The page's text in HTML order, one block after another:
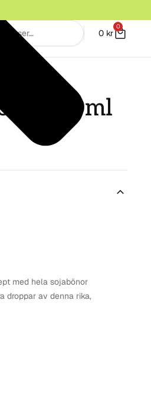
0 kr
0
150ml
med hela sojabönor
droppar av denna rika,